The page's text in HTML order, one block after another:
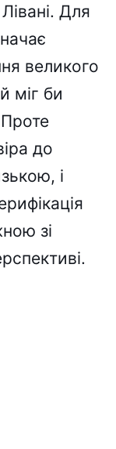
Для
великого
міг би
до
і
зі